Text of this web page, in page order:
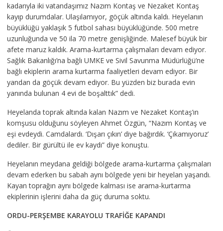
kadarıyla iki vatandaşımız Nazım Kontaş ve Nezaket Kontaş
kayıp durumdalar. Ulaşılamıyor, göçük altında kaldı. Heyelanın
büyüklüğü yaklaşık 5 futbol sahası büyüklüğünde. 500 metre
uzunluğunda ve 50 ila 70 metre genişliğinde. Malesef büyük bir
afete maruz kaldık. Arama-kurtarma çalışmaları devam ediyor.
Sağlık Bakanlığı’na bağlı UMKE ve Sivil Savunma Müdürlüğü’ne
bağlı ekiplerin arama kurtarma faaliyetleri devam ediyor. Bir
yandan da göçük devam ediyor. Bu yüzden biz burada evin
yanında bulunan 4 evi de boşalttık” dedi.
Heyelanda toprak altında kalan Nazım ve Nezaket Kontaş’ın
komşusu olduğunu söyleyen Ahmet Özgün, “Nazım Kontaş ve
eşi evdeydi. Camdalardı. ‘Dışarı çıkın’ diye bağırdık. ‘Çıkamıyoruz’
dediler. Bir gürültü ile ev kaydı” diye konuştu.
Heyelanın meydana geldiği bölgede arama-kurtarma çalışmaları
devam ederken bu sabah aynı bölgede yeni bir heyelan yaşandı.
Kayan toprağın aynı bölgede kalması ise arama-kurtarma
ekiplerinin işlerini daha da güç duruma soktu.
ORDU-PERŞEMBE KARAYOLU TRAFİĞE KAPANDI